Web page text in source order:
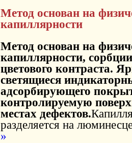
Метод основан на
капиллярности
Метод основан на
капиллярности,
цветового контраста.
светящиеся
адсорбирующего
контролируемую
местах дефектов.
разделяется на
»